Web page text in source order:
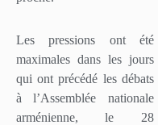
Les pressions ont été
maximales dans les jours
qui ont précédé les débats
à l’Assemblée nationale
arménienne, le 28